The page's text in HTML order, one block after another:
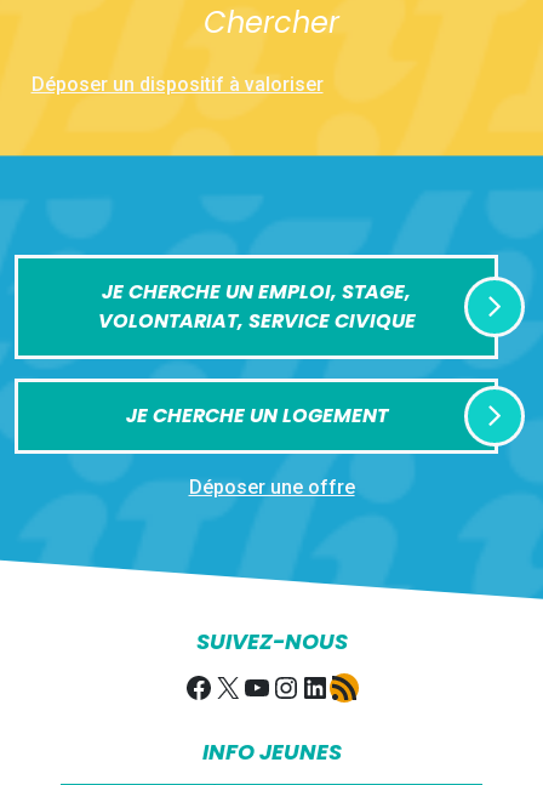
Chercher
Déposer un dispositif à valoriser
JE CHERCHE UN EMPLOI, STAGE,
VOLONTARIAT, SERVICE CIVIQUE
JE CHERCHE UN LOGEMENT
Déposer une offre
SUIVEZ-NOUS
Facebook
X YouTube
Instagram
LinkedIn
Flux RSS
INFO JEUNES